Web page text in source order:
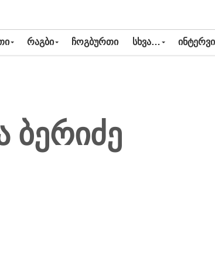
ᲠᲐᲒᲑᲘ ᲩᲝᲒᲑᲣᲠᲗᲘ ᲡᲮᲕᲐ…
ბერიძე